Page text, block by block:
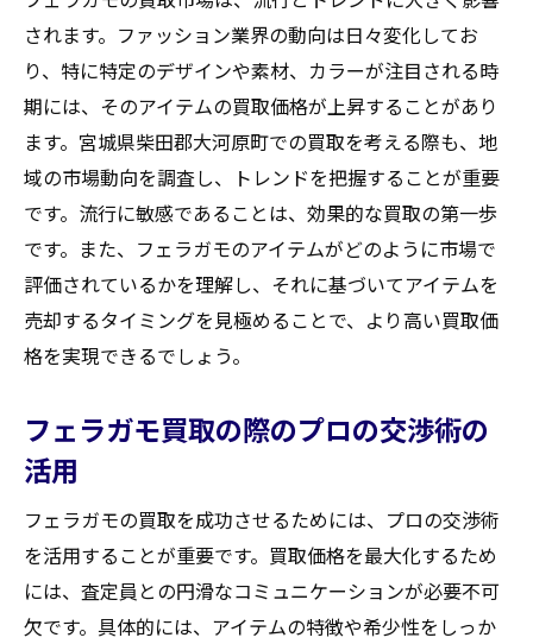
されます。ファッション業界の動向は日々変化してお
り、特に特定のデザインや素材、カラーが注目される時
期には、そのアイテムの買取価格が上昇することがあり
ます。宮城県柴田郡大河原町での買取を考える際も、地
域の市場動向を調査し、トレンドを把握することが重要
です。流行に敏感であることは、効果的な買取の第一歩
です。また、フェラガモのアイテムがどのように市場で
評価されているかを理解し、それに基づいてアイテムを
売却するタイミングを見極めることで、より高い買取価
格を実現できるでしょう。
フェラガモ買取の際のプロの交渉術の
活用
フェラガモの買取を成功させるためには、プロの交渉術
を活用することが重要です。買取価格を最大化するため
には、査定員との円滑なコミュニケーションが必要不可
欠です。具体的には、アイテムの特徴や希少性をしっか